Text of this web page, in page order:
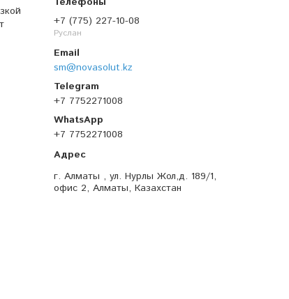
+7 (775) 227-10-08
Руслан
sm@novasolut.kz
+7 7752271008
+7 7752271008
г. Алматы , ул. Нурлы Жол,д. 189/1,
офис 2, Алматы, Казахстан